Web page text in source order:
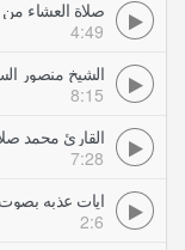
4:49
8:15
7:28
2:6